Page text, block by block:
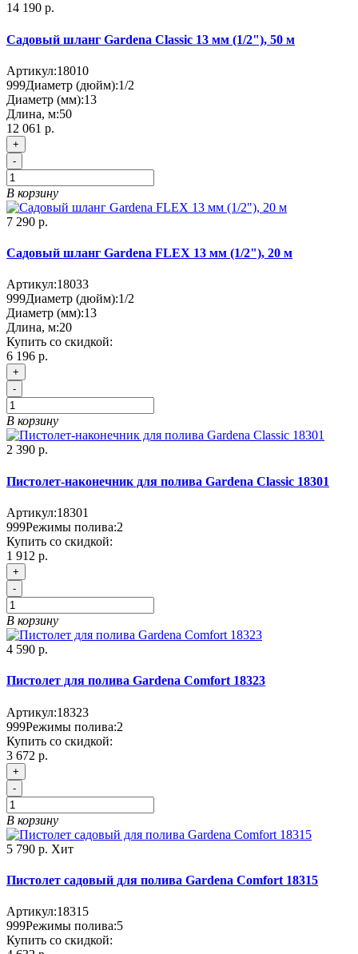
14 190 р.
Садовый шланг Gardena Classic 13 мм (1/2"), 50 м
Артикул:18010
999Диаметр (дюйм):1/2
Диаметр (мм):13
Длина, м:50
12 061 р.
+
-
В корзину
7 290 р.
Садовый шланг Gardena FLEX 13 мм (1/2"), 20 м
Артикул:18033
999Диаметр (дюйм):1/2
Диаметр (мм):13
Длина, м:20
Купить со скидкой:
6 196 р.
+
-
В корзину
2 390 р.
Пистолет-наконечник для полива Gardena Classic 18301
Артикул:18301
999Режимы полива:2
Купить со скидкой:
1 912 р.
+
-
В корзину
4 590 р.
Пистолет для полива Gardena Comfort 18323
Артикул:18323
999Режимы полива:2
Купить со скидкой:
3 672 р.
+
-
В корзину
5 790 р. Хит
Пистолет садовый для полива Gardena Comfort 18315
Артикул:18315
999Режимы полива:5
Купить со скидкой: